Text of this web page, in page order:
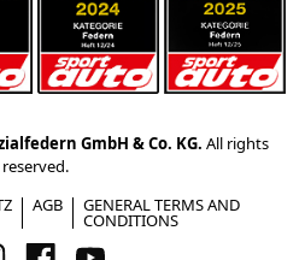
GmbH & Co. KG. All rights
reserved.
AGB GENERAL TERMS AND
CONDITIONS